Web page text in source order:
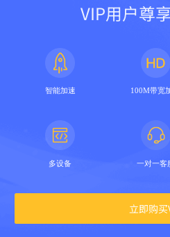
VIP用户尊
智能加速 100M带宽
多设备 一对一客
立即购买